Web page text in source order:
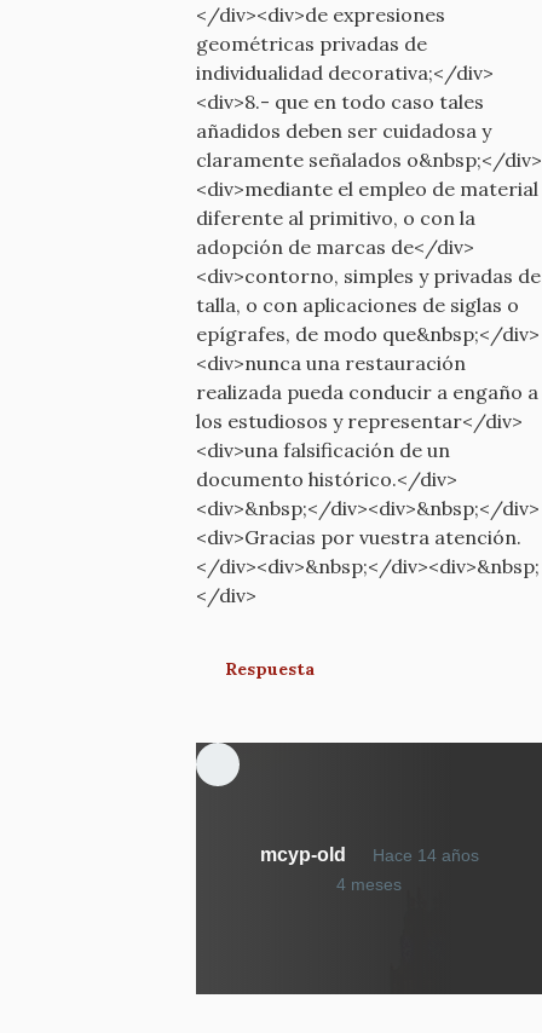
</div><div>de expresiones
geométricas privadas de
individualidad decorativa;</div>
<div>8.- que en todo caso tales
añadidos deben ser cuidadosa y
claramente señalados o&nbsp;</div>
<div>mediante el empleo de material
diferente al primitivo, o con la
adopción de marcas de</div>
<div>contorno, simples y privadas de
talla, o con aplicaciones de siglas o
epígrafes, de modo que&nbsp;</div>
<div>nunca una restauración
realizada pueda conducir a engaño a
los estudiosos y representar</div>
<div>una falsificación de un
documento histórico.</div>
<div>&nbsp;</div><div>&nbsp;</div>
<div>Gracias por vuestra atención.
</div><div>&nbsp;</div><div>&nbsp;
</div>
Respuesta
mcyp-old
Hace 14 años
4 meses
calificativo